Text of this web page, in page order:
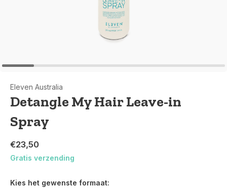
Eleven Australia
Detangle My Hair Leave-in
Spray
€23,50
Gratis verzending
Kies het gewenste formaat: